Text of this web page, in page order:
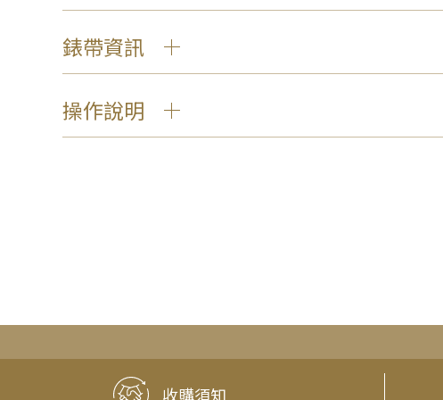
錶帶資訊
操作說明
收購須知